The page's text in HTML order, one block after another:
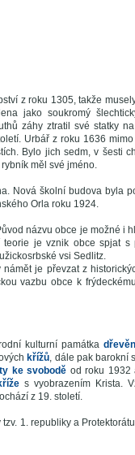
z roku 1305, takže
jako soukromý
záhy ztratil své statky
Urbář z roku 1636
Bylo jich sedm, v šesti
měl své jméno.
Nová školní budova byla
Orla roku 1924.
názvu obce je možné i
je vznik obce spjat s
vsi Sedlitz.
je převzat z
vazbu obce k
kulturní památka
křížů, dále pak barokní
ke svobodě od roku 1932
s vyobrazením Krista.
z 19. století.
1. republiky a